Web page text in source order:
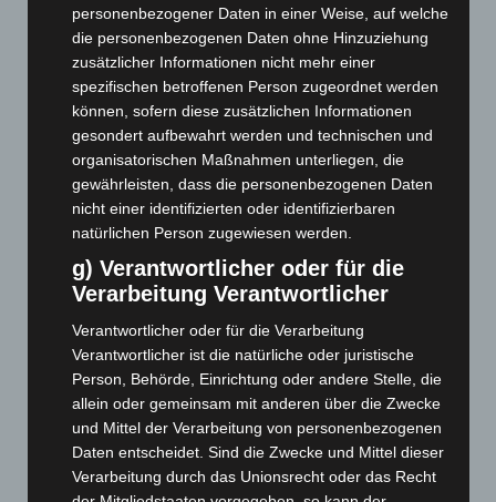
April 2025(88)
März 2025(111)
Februar 2025(96)
Januar 2025(88)
Dezember 2024(89)
November 2024(94)
Oktober 2024(93)
September 2024
August 2024(107)
Juli 2024
(89)
Juni 2024(107)
Mai 2024(149)
April 2024(102)
März 2024 (103)
Februar 2024(103)
personenbezogener Daten in einer Weise, auf welche
die personenbezogenen Daten ohne Hinzuziehung
zusätzlicher Informationen nicht mehr einer
spezifischen betroffenen Person zugeordnet werden
können, sofern diese zusätzlichen Informationen
gesondert aufbewahrt werden und technischen und
organisatorischen Maßnahmen unterliegen, die
gewährleisten, dass die personenbezogenen Daten
nicht einer identifizierten oder identifizierbaren
natürlichen Person zugewiesen werden.
g) Verantwortlicher oder für die
Verarbeitung Verantwortlicher
Verantwortlicher oder für die Verarbeitung
Verantwortlicher ist die natürliche oder juristische
Person, Behörde, Einrichtung oder andere Stelle, die
allein oder gemeinsam mit anderen über die Zwecke
und Mittel der Verarbeitung von personenbezogenen
Daten entscheidet. Sind die Zwecke und Mittel dieser
Verarbeitung durch das Unionsrecht oder das Recht